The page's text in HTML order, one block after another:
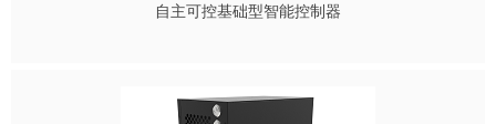
自主可控基础型智能控制器